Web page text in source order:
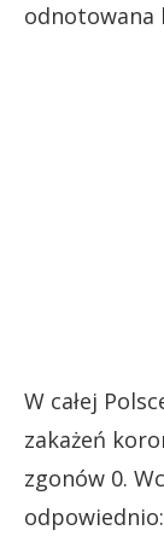
odnotowana
W całej
zakażeń
zgonów 0.